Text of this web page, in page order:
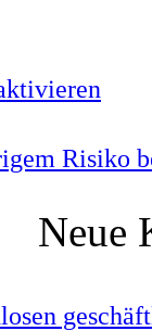
Risiko
Neue